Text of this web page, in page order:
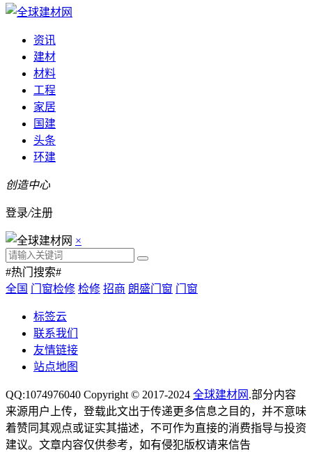
资讯
建材
材料
工程
家居
国建
头条
环建
创造中心
登录/注册
×
#热门搜索#
全国 门窗检修 检修 招商 朗盛门窗 门窗
标签云
联系我们
友情链接
站点地图
QQ:1074976040 Copyright © 2017-2024 全球建材网 .部分内容
来源用户上传，登载此文出于传递更多信息之目的，并不意味
着赞同其观点或证实其描述，不可作为直接的消费指导与投资
建议。文章内容仅供参考，如有侵犯版权请来信告